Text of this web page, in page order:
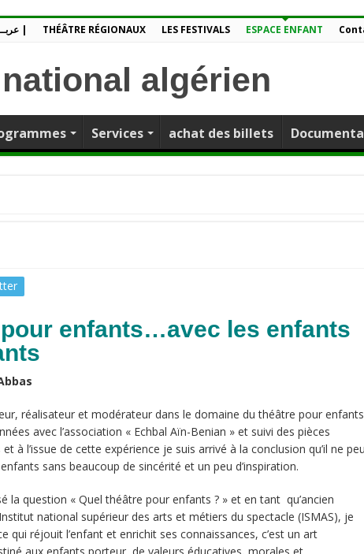
| عربـــي | THÉÂTRE RÉGIONAUX LES FESTIVALS ESPACE ENFANT
Services achat des billets
enfants…avec les enfants
réalisateur et modérateur dans le domaine du théâtre pour enfants
avec l’association « Echbal Aïn-Benian » et suivi des pièces
à l’issue de cette expérience je suis arrivé à la conclusion qu’il ne
sans beaucoup de sincérité et un peu d’inspiration.
la question « Quel théâtre pour enfants ? » et en tant qu’ancien
national supérieur des arts et métiers du spectacle (ISMAS), je
qui réjouit l’enfant et enrichit ses connaissances, c’est un art